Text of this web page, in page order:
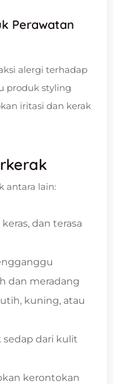
Perawatan
alergi terhadap
produk styling
iritasi dan kerak
antara lain:
dan terasa
dan meradang
kuning, atau
dari kulit
kerontokan